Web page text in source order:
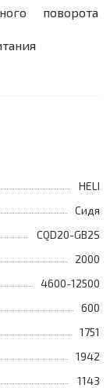
поворота
HELI
Сидя
CQD20-GB2S
2000
4600-12500
600
1751
1942
1143